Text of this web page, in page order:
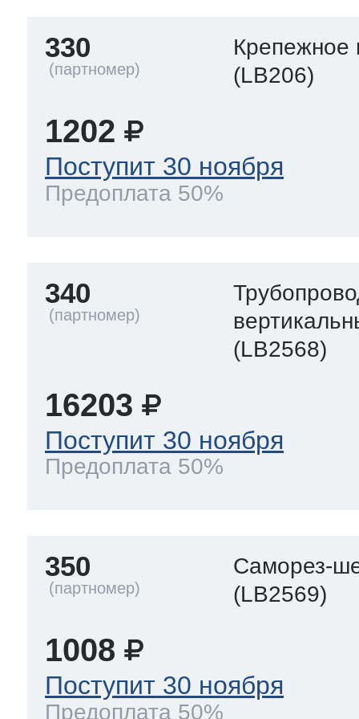
330
Крепежное
(LB206)
1202
Поступит 30 ноября
Предоплата 50%
340
(LB2568)
16203
Поступит 30 ноября
Предоплата 50%
350
Саморез-
(LB2569)
1008
Поступит 30 ноября
Предоплата 50%